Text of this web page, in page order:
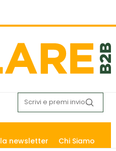
newsletter Chi Siamo